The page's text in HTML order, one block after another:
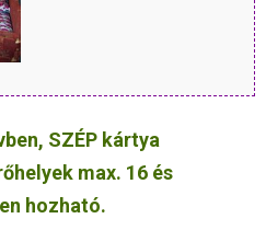
SZÉP kártya
max. 16 és
hozható.